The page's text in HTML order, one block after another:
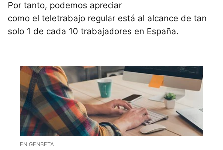
Por tanto, podemos apreciar
como el teletrabajo regular está al alcance de tan
solo 1 de cada 10 trabajadores en España.
EN GENBETA